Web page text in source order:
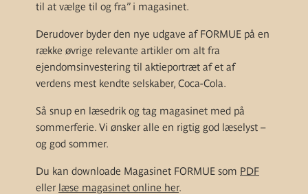
til at vælge til og fra” i magasinet.
Derudover byder den nye udgave af FORMUE på en
række øvrige relevante artikler om alt fra
ejendomsinvestering til aktieportræt af et af
verdens mest kendte selskaber, Coca-Cola.
Så snup en læsedrik og tag magasinet med på
sommerferie. Vi ønsker alle en rigtig god læselyst –
og god sommer.
Du kan downloade Magasinet FORMUE som PDF
eller læse magasinet online her.